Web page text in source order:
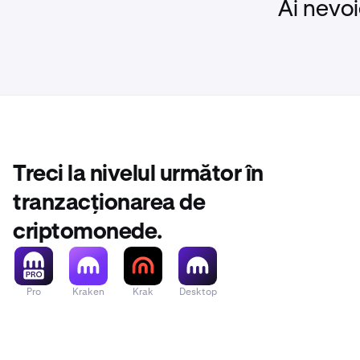
Ai
Treci la nivelul următor în
tranzacționarea de
criptomonede.
Pro Kraken Krak Desktop